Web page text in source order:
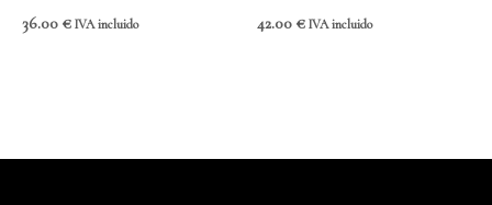
36.00 € IVA incluido 42.00 € IVA incluido